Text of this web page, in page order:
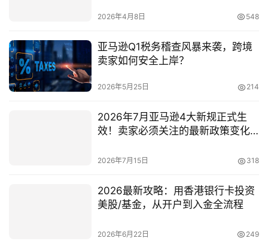
2026年4月8日 548
亚马逊Q1税务稽查风暴来袭，跨境
卖家如何安全上岸？
2026年5月25日 214
2026年7月亚马逊4大新规正式生
效！卖家必须关注的最新政策变化
2026年7月15日 318
2026最新攻略：用香港银行卡投资
美股/基金，从开户到入金全流程
2026年6月22日 249